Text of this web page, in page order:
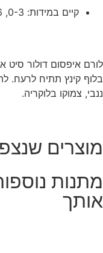
קיים במידות: 0-3, 3-6, 6-12 , 12-18, 18-24
לורם איפסום דולור סיט
בלוף קינץ תתיח לרעח.
ננבי, צמוקו בלוקריה.
מוצרים
מתנות
אותך